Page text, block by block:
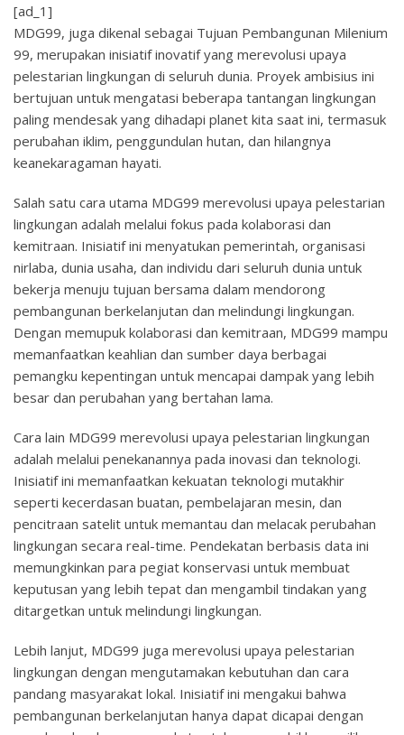
[ad_1]
MDG99, juga dikenal sebagai Tujuan Pembangunan Milenium
99, merupakan inisiatif inovatif yang merevolusi upaya
pelestarian lingkungan di seluruh dunia. Proyek ambisius ini
bertujuan untuk mengatasi beberapa tantangan lingkungan
paling mendesak yang dihadapi planet kita saat ini, termasuk
perubahan iklim, penggundulan hutan, dan hilangnya
keanekaragaman hayati.
Salah satu cara utama MDG99 merevolusi upaya pelestarian
lingkungan adalah melalui fokus pada kolaborasi dan
kemitraan. Inisiatif ini menyatukan pemerintah, organisasi
nirlaba, dunia usaha, dan individu dari seluruh dunia untuk
bekerja menuju tujuan bersama dalam mendorong
pembangunan berkelanjutan dan melindungi lingkungan.
Dengan memupuk kolaborasi dan kemitraan, MDG99 mampu
memanfaatkan keahlian dan sumber daya berbagai
pemangku kepentingan untuk mencapai dampak yang lebih
besar dan perubahan yang bertahan lama.
Cara lain MDG99 merevolusi upaya pelestarian lingkungan
adalah melalui penekanannya pada inovasi dan teknologi.
Inisiatif ini memanfaatkan kekuatan teknologi mutakhir
seperti kecerdasan buatan, pembelajaran mesin, dan
pencitraan satelit untuk memantau dan melacak perubahan
lingkungan secara real-time. Pendekatan berbasis data ini
memungkinkan para pegiat konservasi untuk membuat
keputusan yang lebih tepat dan mengambil tindakan yang
ditargetkan untuk melindungi lingkungan.
Lebih lanjut, MDG99 juga merevolusi upaya pelestarian
lingkungan dengan mengutamakan kebutuhan dan cara
pandang masyarakat lokal. Inisiatif ini mengakui bahwa
pembangunan berkelanjutan hanya dapat dicapai dengan